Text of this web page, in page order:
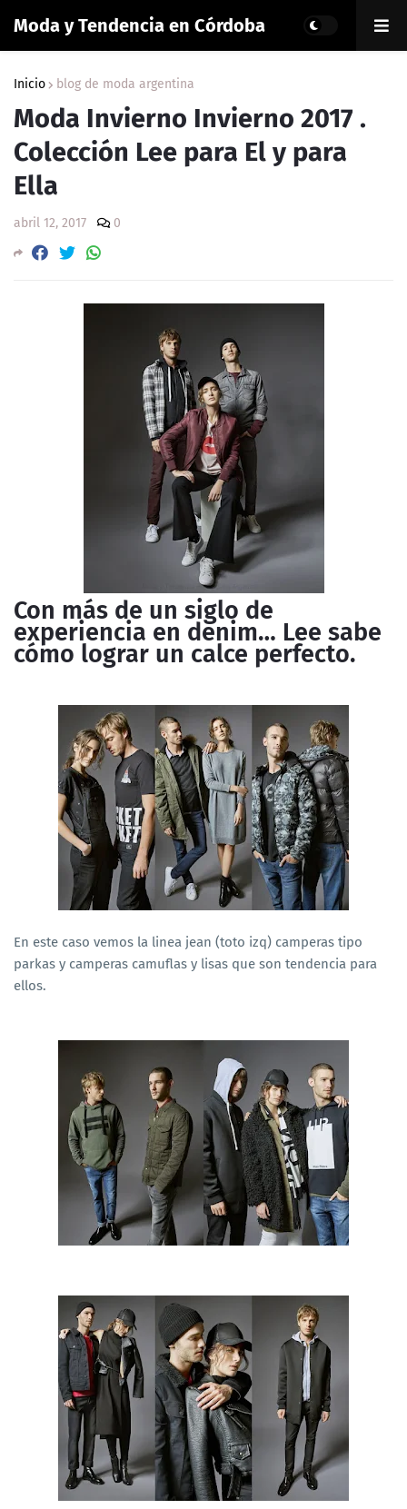
Moda y Tendencia en Córdoba
Inicio blog de moda argentina
Moda Invierno Invierno 2017 .
Colección Lee para El y para
Ella
abril 12, 2017 0
Con más de un siglo de
experiencia en denim… Lee sabe
cómo lograr un calce perfecto.
En este caso vemos la linea jean (toto izq) camperas tipo
parkas y camperas camuflas y lisas que son tendencia para
ellos.